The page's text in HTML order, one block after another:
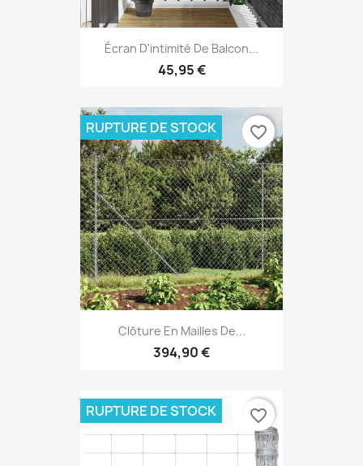
Écran D'intimité De Balcon...
45,95 €
Clôture En Mailles De...
394,90 €
RUPTURE DE STOCK favorite_border
RUPTURE DE STOCK favorite_border